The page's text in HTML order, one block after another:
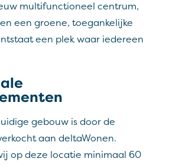
multifunctioneel centrum,
een groene, toegankelijke
een plek waar iedereen
gebouw is door de
aan deltaWonen.
op deze locatie minimaal 60